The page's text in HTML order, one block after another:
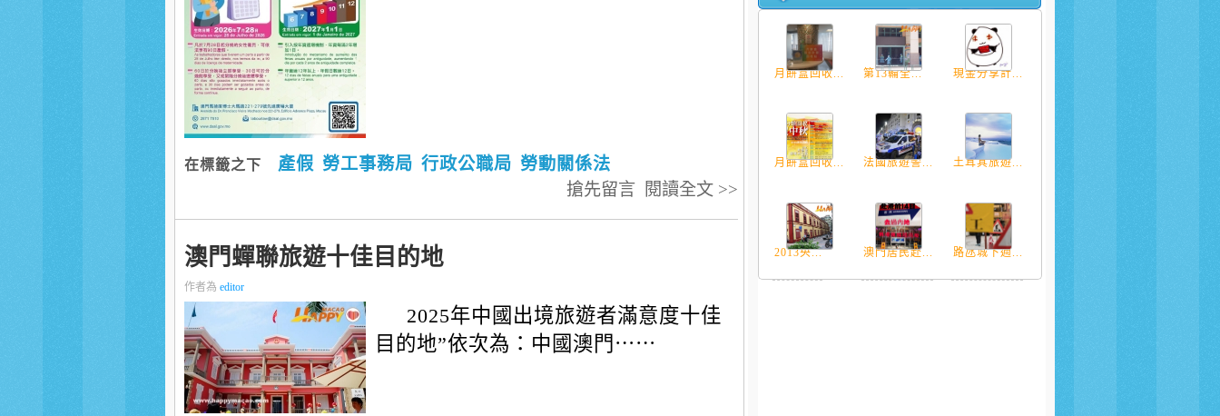
在標籤之下 產假 勞工事務局 行政公職局 勞動關係法
閱讀全文 >>
搶先留言
澳門蟬聯旅遊十佳目的地
作者為 editor
2025年中國出境旅遊者滿意度十佳
目的地”依次為：中國澳門⋯⋯
月餅盒回收... 第13輪全... 現金分享計...
月餅盒回收... 法國旅遊警... 土耳其旅遊...
2013央... 澳門居民赴... 路氹城下週...